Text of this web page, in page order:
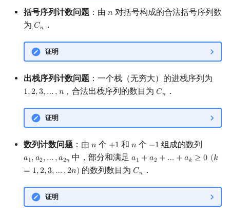
洲阁筛
类欧几里德算法
连分数
Stern–Brocot 树与 Farey 序列
二次域
Pell 方程
LGV 引理
最大团搜索算法
图上随机游走
括号序列计数问题 ：由 𝑛
n 对括号构成的合法括号序列数
为 𝐶𝑛
Cn ．
证明
出栈序列计数问题 ：一个栈（无穷大）的进栈序列为
1,2,3,… ,𝑛
1,2,3,…,n ，合法出栈序列的数目为𝐶𝑛
Cn ．
证明
数列计数问题 ：由 𝑛
n 个 +1
+1 和𝑛
n 个 −1
−1 组成的数列
𝑎1,𝑎2,… ,𝑎2𝑛
a1, a2,…,a2n 中，部分和满足𝑎1 +𝑎2 + … +𝑎𝑘 ≥ 0 (𝑘
= 1,2,3,… ,2𝑛)
a1 +a 2+…+ ak ≥0 (k=1, 2, 3,…
的数列数目为𝐶𝑛
Cn ．
证明